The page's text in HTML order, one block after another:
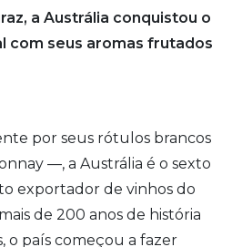
a Austrália conquistou o
com seus aromas frutados
por seus rótulos brancos
—, a Austrália é o sexto
exportador de vinhos do
de 200 anos de história
o país começou a fazer